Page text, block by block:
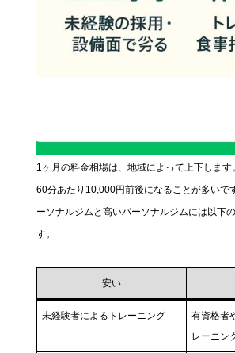
1ヶ月の料金相場は、地域によって上下します
60分あたり10,000円前後になることが多いで
ーソナルジムと高いパーソナルジムには以下
す。
安い
未経験者によるトレーニング
有資格者
レーニン